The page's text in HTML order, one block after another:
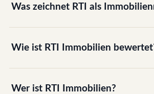
Was zeichnet RTI als
Wie ist RTI Immobilien
Wer ist RTI Immobilien?